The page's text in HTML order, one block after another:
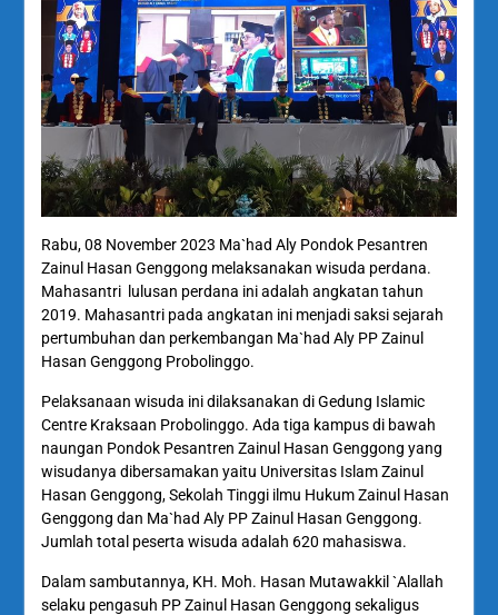
Rabu, 08 November 2023 Ma`had Aly Pondok Pesantren
Zainul Hasan Genggong melaksanakan wisuda perdana.
Mahasantri lulusan perdana ini adalah angkatan tahun
2019. Mahasantri pada angkatan ini menjadi saksi sejarah
pertumbuhan dan perkembangan Ma`had Aly PP Zainul
Hasan Genggong Probolinggo.
Pelaksanaan wisuda ini dilaksanakan di Gedung Islamic
Centre Kraksaan Probolinggo. Ada tiga kampus di bawah
naungan Pondok Pesantren Zainul Hasan Genggong yang
wisudanya dibersamakan yaitu Universitas Islam Zainul
Hasan Genggong, Sekolah Tinggi ilmu Hukum Zainul Hasan
Genggong dan Ma`had Aly PP Zainul Hasan Genggong.
Jumlah total peserta wisuda adalah 620 mahasiswa.
Dalam sambutannya, KH. Moh. Hasan Mutawakkil `Alallah
selaku pengasuh PP Zainul Hasan Genggong sekaligus